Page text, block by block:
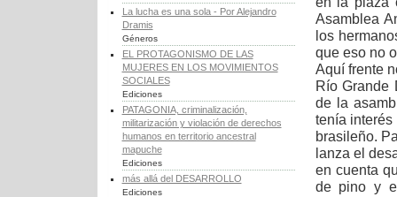
La lucha es una sola - Por Alejandro
Dramis
Géneros
EL PROTAGONISMO DE LAS
MUJERES EN LOS MOVIMIENTOS
SOCIALES
Ediciones
PATAGONIA, criminalización,
militarización y violación de derechos
humanos en territorio ancestral
mapuche
Ediciones
más allá del DESARROLLO
Ediciones
Asamblea
los
que eso no
Aquí frente
Río Grande
de la
tenía
brasileño.
lanza el
en cuenta
de pino y